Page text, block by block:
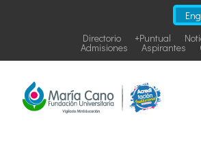
+Puntual
Directorio
Aspirantes
Admisiones